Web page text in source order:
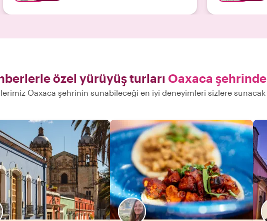
özel yürüyüş turları Oaxaca şehrinde
Oaxaca şehrinin sunabileceği en iyi deneyimleri sizlere sunacak